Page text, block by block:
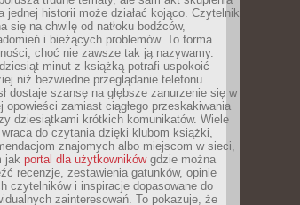
jednej historii może działać kojąco. Czytelnik
się na chwilę od natłoku bodźców,
i bieżących problemów. To forma
choć nie zawsze tak ją nazywamy.
minut z książką potrafi uspokoić
niż bezwiedne przeglądanie telefonu.
dostaje szansę na głębsze zanurzenie się w
opowieści zamiast ciągłego przeskakiwania
dziesiątkami krótkich komunikatów. Wiele
do czytania dzięki klubom książki,
znajomych albo miejscom w sieci,
jak portal dla użytkownikówgdzie można
recenzje, zestawienia gatunków, opinie
czytelników i inspiracje dopasowane do
zainteresowań. To pokazuje, że